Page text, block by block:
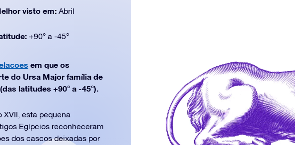
visto em: Abril
+90° a -45°
em que os
do Ursa Major família de
latitudes +90° a -45°).
esta pequena
Egípcios reconheceram
dos cascos deixadas por